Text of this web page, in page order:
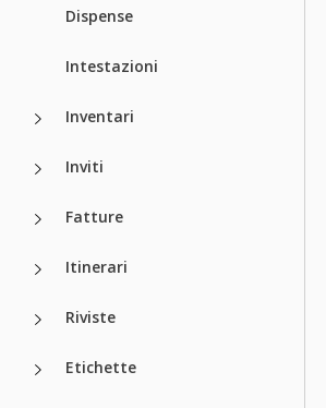
Dispense
Intestazioni
Inventari
Inviti
Fatture
Itinerari
Riviste
Etichette